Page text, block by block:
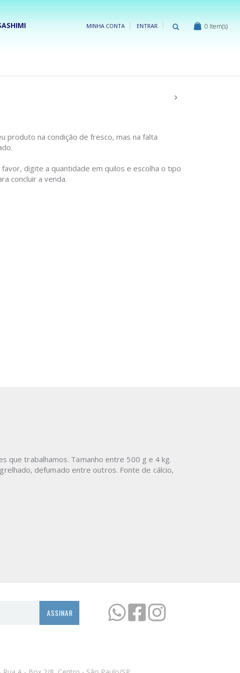
MINHA CONTA ENTRAR 0 Item(s)
produto na condição de fresco, mas na falta
digite a quantidade em quilos e escolha o tipo
concluir a venda.
que trabalhamos. Tamanho entre 500 g e 4 kg.
defumado entre outros. Fonte de cálcio,
ASSINAR